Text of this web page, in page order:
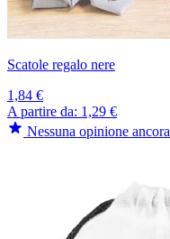
Scatole regalo nere
1,84 €
A partire da: 1,29 €
Nessuna opinione ancora